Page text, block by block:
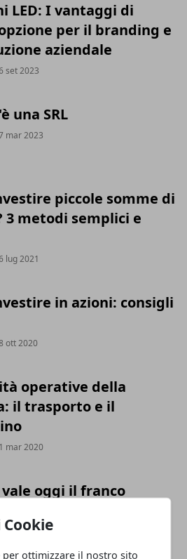
Cookie
ottimizzare il nostro sito
LED: I vantaggi di
per il branding e
aziendale
set 2023
una SRL
mar 2023
piccole somme di
3 metodi semplici e
lug 2021
in azioni: consigli
ott 2020
operative della
il trasporto e il
mar 2020
oggi il franco
nov 2019